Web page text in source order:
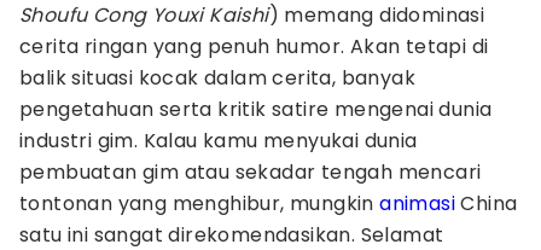
Shoufu Cong Youxi Kaishi) memang didominasi
cerita ringan yang penuh humor. Akan tetapi di
balik situasi kocak dalam cerita, banyak
pengetahuan serta kritik satire mengenai dunia
industri gim. Kalau kamu menyukai dunia
pembuatan gim atau sekadar tengah mencari
tontonan yang menghibur, mungkinanimasiChina
satu ini sangat direkomendasikan. Selamat